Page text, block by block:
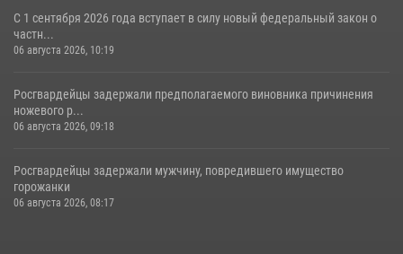
С 1 сентября 2026 года вступает в силу новый федеральный закон о
частн...
06 августа 2026, 10:19
Росгвардейцы задержали предполагаемого виновника причинения
ножевого р...
06 августа 2026, 09:18
Росгвардейцы задержали мужчину, повредившего имущество
горожанки
06 августа 2026, 08:17